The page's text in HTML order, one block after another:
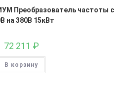
Преобразователь частоты с
на 380В 15кВт
72 211 ₽
В корзину